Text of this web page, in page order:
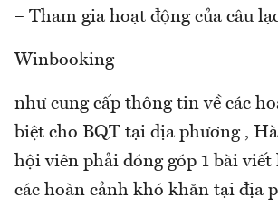
– Tham gia hoạt động của câu
Winbooking
như cung cấp thông tin về các
biệt cho BQT tại địa phương ,
hội viên phải đóng góp 1 bài viết
các hoàn cảnh khó khăn tại địa